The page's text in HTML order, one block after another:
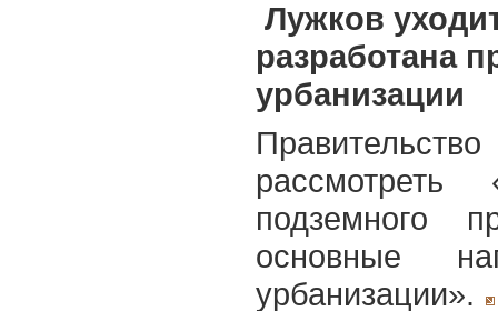
Лужков
разработана
урбанизации
рассмотреть
подземного
основные
урбанизации».